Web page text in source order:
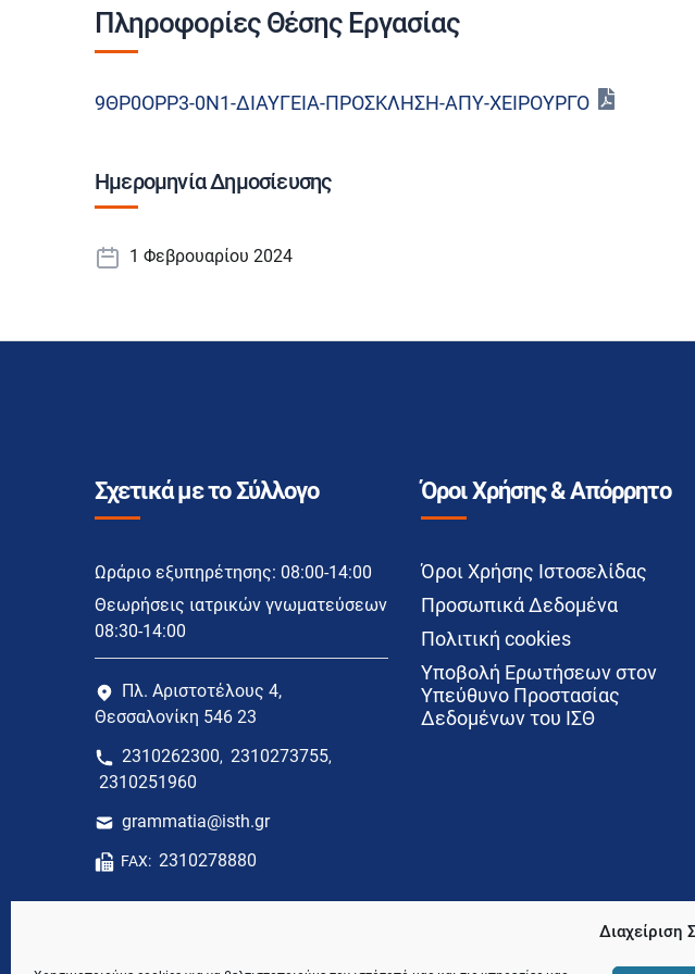
Διαχείριση
Πληροφορίες Θέσης Εργασίας
9ΘΡ0ΟΡΡ3-0Ν1-ΔΙΑΥΓΕΙΑ-ΠΡΟΣΚΛΗΣΗ-ΑΠΥ-ΧΕΙΡΟΥΡΓΟ
Ημερομηνία Δημοσίευσης
1 Φεβρουαρίου 2024
Σχετικά με το Σύλλογο
Ωράριο εξυπηρέτησης: 08:00-14:00
Θεωρήσεις ιατρικών γνωματεύσεων
08:30-14:00
Πλ. Αριστοτέλους 4,
Θεσσαλονίκη 546 23
2310262300, 2310273755,
2310251960
grammatia@isth.gr
FAX: 2310278880
Όροι Χρήσης & Απόρρητο
Όροι Χρήσης Ιστοσελίδας
Προσωπικά Δεδομένα
Πολιτική cookies
Υποβολή Ερωτήσεων στον
Υπεύθυνο Προστασίας
Δεδομένων του ΙΣΘ